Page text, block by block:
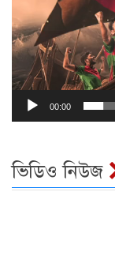
00:00
ভিডিও নিউজ